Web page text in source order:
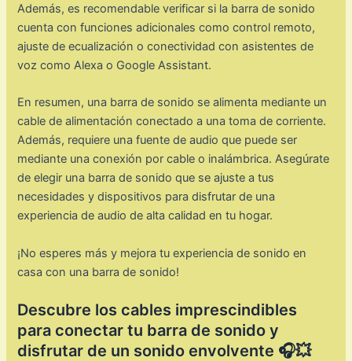
Además, es recomendable verificar si la barra de sonido
cuenta con funciones adicionales como control remoto,
ajuste de ecualización o conectividad con asistentes de
voz como Alexa o Google Assistant.
En resumen, una barra de sonido se alimenta mediante un
cable de alimentación conectado a una toma de corriente.
Además, requiere una fuente de audio que puede ser
mediante una conexión por cable o inalámbrica. Asegúrate
de elegir una barra de sonido que se ajuste a tus
necesidades y dispositivos para disfrutar de una
experiencia de audio de alta calidad en tu hogar.
¡No esperes más y mejora tu experiencia de sonido en
casa con una barra de sonido!
Descubre los cables imprescindibles
para conectar tu barra de sonido y
disfrutar de un sonido envolvente 🎧💥